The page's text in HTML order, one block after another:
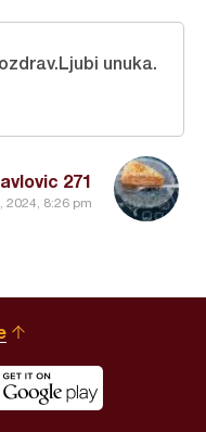
271
2024, 8:26 pm
unuka.